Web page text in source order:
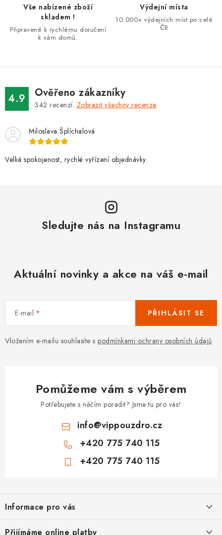
VRÁCENÍ ZBOŽÍ A REKLAMACE
Ochrana osobních údajů
Hodnocení obchodu
Vše nabízené zboží
skladem !
Připravené k rychlému doručení
k vám domů.
Výdejní místa
10.000+ výdejních míst po celé
ČR
4.9 Ověřeno zákazníky
342 recenzí. Zobrazit všechny recenze
Miloslava Šplíchalová
Velká spokojenost, rychlé vyřízení objednávky.
Sledujte nás na Instagramu
Aktuální novinky a akce na váš e-mail
E-mail
Vložením e-mailu souhlasíte s podmínkami ochrany osobních údajů
PŘIHLÁSIT SE
Pomůžeme vám s výběrem
Potřebujete s něčím poradit? Jsme tu pro vás!
info@vippouzdro.cz
+420 775 740 115
+420 775 740 115
p
a
Informace pro vás
Jak nakupovat
Přijímáme online platby